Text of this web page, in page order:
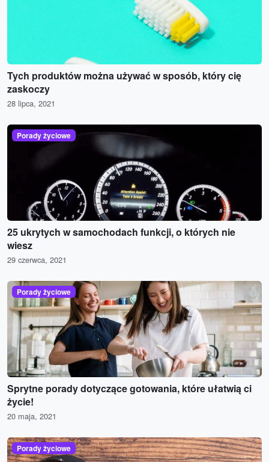
Tych produktów można używać w sposób, który cię
zaskoczy
28 lipca, 2021
Porady życiowe
25 ukrytych w samochodach funkcji, o których nie
wiesz
29 czerwca, 2021
Porady życiowe
Sprytne porady dotyczące gotowania, które ułatwią ci
życie!
20 maja, 2021
Porady życiowe